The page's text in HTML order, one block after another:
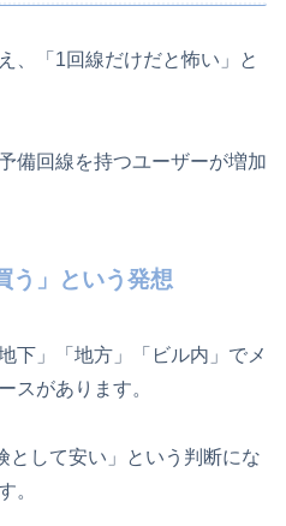
、「1回線だけだと怖い」と
備回線を持つユーザーが増加
う」という発想
下」「地方」「ビル内」でメ
スがあります。
として安い」という判断にな
。